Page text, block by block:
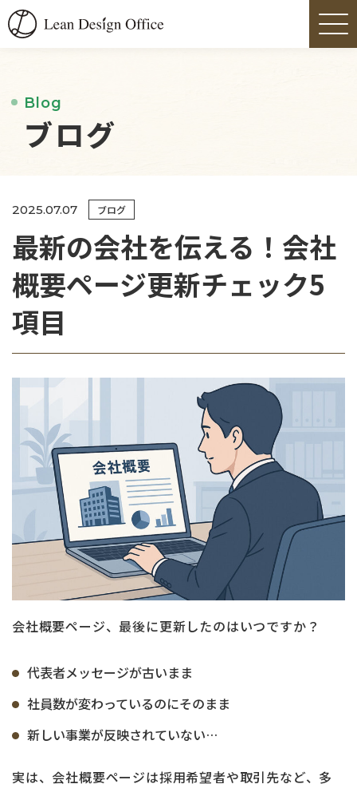
Blog
ブログ
2025.07.07 ブログ
最新の会社を伝える！会社
概要ページ更新チェック5
項目
会社概要ページ、最後に更新したのはいつですか？
代表者メッセージが古いまま
社員数が変わっているのにそのまま
新しい事業が反映されていない…
実は、会社概要ページは採用希望者や取引先など、多